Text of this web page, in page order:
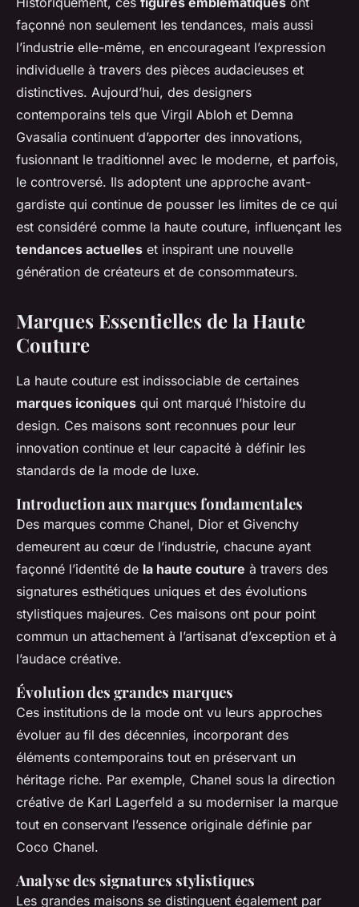
façonné non seulement les tendances, mais aussi
l’industrie elle-même, en encourageant l’expression
individuelle à travers des pièces audacieuses et
distinctives. Aujourd’hui, des designers
contemporains tels que Virgil Abloh et Demna
Gvasalia continuent d’apporter des innovations,
fusionnant le traditionnel avec le moderne, et parfois,
le controversé. Ils adoptent une approche avant-
gardiste qui continue de pousser les limites de ce qui
est considéré comme la haute couture, influençant les
tendances actuelles et inspirant une nouvelle
génération de créateurs et de consommateurs.
Marques Essentielles de la Haute
Couture
La haute couture est indissociable de certaines
marques iconiques qui ont marqué l’histoire du
design. Ces maisons sont reconnues pour leur
innovation continue et leur capacité à définir les
standards de la mode de luxe.
Introduction aux marques fondamentales
Des marques comme Chanel, Dior et Givenchy
demeurent au cœur de l’industrie, chacune ayant
façonné l’identité de la haute couture à travers des
signatures esthétiques uniques et des évolutions
stylistiques majeures. Ces maisons ont pour point
commun un attachement à l’artisanat d’exception et à
l’audace créative.
Évolution des grandes marques
Ces institutions de la mode ont vu leurs approches
évoluer au fil des décennies, incorporant des
éléments contemporains tout en préservant un
héritage riche. Par exemple, Chanel sous la direction
créative de Karl Lagerfeld a su moderniser la marque
tout en conservant l’essence originale définie par
Coco Chanel.
Analyse des signatures stylistiques
Les grandes maisons se distinguent également par